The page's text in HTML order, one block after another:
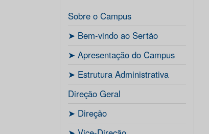
Sobre o Campus
ㅤ➤ Bem-vindo ao Sertão
ㅤ➤ Apresentação do Campus
ㅤ➤ Estrutura Administrativa
Direção Geral
ㅤ➤ Direção